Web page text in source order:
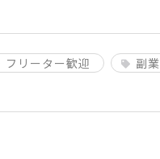
フリーター歓迎
副